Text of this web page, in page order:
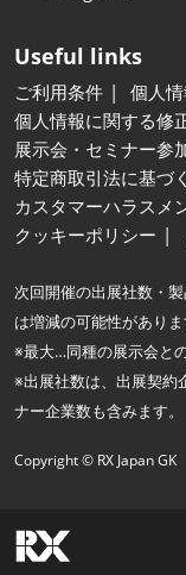
Useful links
ご利用条件
個人
個人情報に関する修
展示会・セミナー参
特定商取引法に基づ
カスタマーハラスメ
クッキーポリシー
次回開催の出展社数・
は増減の可能性がありま
※最大…同種の展示会と
※出展社数は、出展契約
ナー企業数も含みます。
Copyright © RX Japan GK